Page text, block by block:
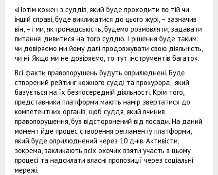
«Потім кожен з суддів, який буде проходити по тій чи
іншій справі, буде викликатися до цього журі, – зазначив
він, – і ми, як громадськість, будемо розмовляти, задавати
питання, дивитися на того суддю. І рішення буде таким:
чи довіряємо ми йому далі продовжувати свою діяльність,
чи ні. Якщо ми не довіряємо, то тут інструментів багато».
Всі факти правопорушень будуть оприлюднені. Буде
створений рейтинг кожного судді та прокурора, який
базується на їх безпосередній діяльності. Крім того,
представники платформи мають намір звертатися до
компетентних органів, щоб суддя, який вчинив
правопорушення, був відсторонений від посади. На даний
момент йде процес створення регламенту платформи,
який буде оприлюднений через 10 днів. Активісти,
зокрема, закликають всіх охочих взяти участь в цьому
процесі та надсилати власні пропозиції через соціальні
мережі.